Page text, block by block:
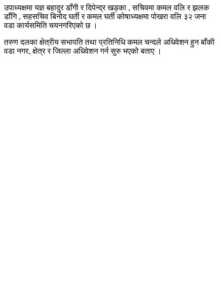
उपाध्यक्षमा यज्ञ बहादुर डाँगी र दिपेन्द्र खड्का , सचिवमा कमल वलि र झलक
डाँगि , सहसचिव बिनोद घर्ती र कमल घर्ती कोषाध्यक्षमा पोखरा वलि ३२ जना
वडा कार्यसमिति चयनगरिएको छ ।
तरुण दलका क्षेत्रीय सभापति तथा प्रतिनिधि कमल चन्दले अधिवेशन हुन बाँकी
वडा नगर, क्षेत्र र जिल्ला अधिवेशन गर्न सुरु भएको बताए ।